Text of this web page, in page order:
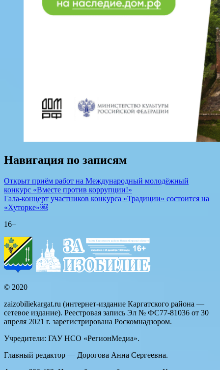
Навигация по записям
Открыт приём работ на Международный молодёжный
конкурс «Вместе против коррупции!»
Гала-концерт участников конкурса «Традиции» состоится на
«Хуторке»￼
16+
© 2020
zaizobiliekargat.ru (интернет-издание Каргатского района —
сетевое издание). Реестровая запись Эл № ФС77-81036 от 30
апреля 2021 г. зарегистрирована Роскомнадзором.
Учредители: ГАУ НСО «РегионМедиа».
Главный редактор — Дорогова Анна Сергеевна.